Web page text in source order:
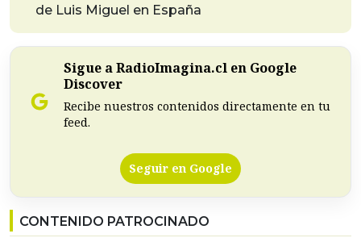
de Luis Miguel en España
Sigue a RadioImagina.cl en Google
Discover
Recibe nuestros contenidos directamente en tu
feed.
Seguir en Google
CONTENIDO PATROCINADO